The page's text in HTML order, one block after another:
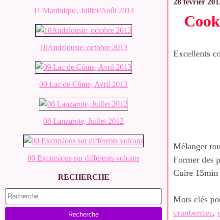
11 Martinique, Juillet/Août 2014
10Andalousie, octobre 2013
09 Lac de Côme, Avril 2013
08 Lanzarote, Juillet 2012
00 Excursions sur différents volcans
RECHERCHE
28 février
Excellents
Mélanger
Former des
Cuire 15min
Mots clés
cranberries,